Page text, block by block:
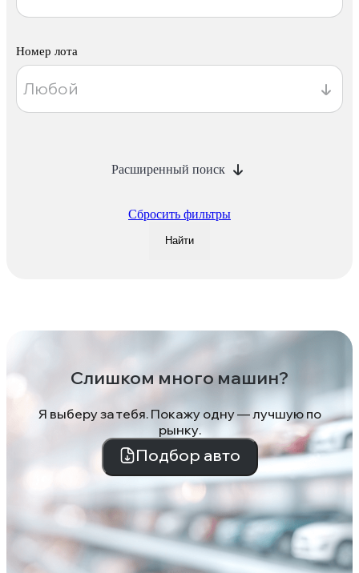
Номер лота
Расширенный поиск
Сбросить фильтры
Найти
Слишком много машин?
Я выберу за тебя. Покажу одну — лучшую по
рынку.
Подбор авто